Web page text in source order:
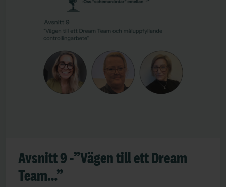
Avsnitt 9 -”Vägen till ett Dream
Team…”